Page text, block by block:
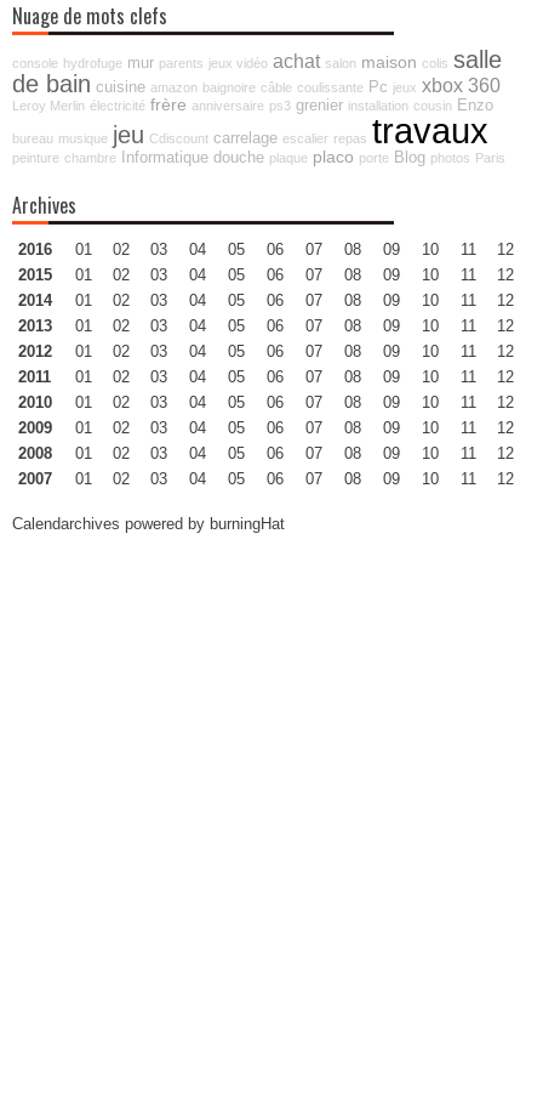
Nuage de mots clefs
console hydrofuge mur parents jeux vidéo achat salon maison colis salle
de bain cuisine amazon baignoire câble coulissante Pc jeux xbox 360
Leroy Merlin électricité frère anniversaire ps3 grenier installation cousin Enzo
bureau musique jeu Cdiscount carrelage escalier repas travaux
peinture chambre Informatique douche plaque placo porte Blog photos Paris
Archives
2016 01 02 03 04 05 06 07 08 09 10 11
12
2015
01 02 03 04 05 06 07 08 09 10 11
12
2014
01 02 03 04 05 06 07 08 09 10 11
12
2013
01 02 03 04 05 06 07 08 09 10 11
12
2012
01 02 03 04 05 06 07 08 09 10 11
12
2011
01 02 03 04 05 06 07 08 09 10 11
12
2010
01 02 03 04 05 06 07 08 09 10 11
12
2009
01 02 03 04 05 06 07 08 09 10 11
12
2008
01 02 03 04 05 06 07 08 09 10 11
12
2007
01 02 03 04 05 06 07 08 09 10 11 12
Calendarchives powered by burningHat